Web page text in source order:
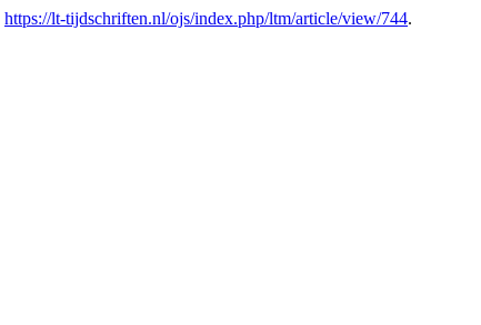
https://lt-tijdschriften.nl/ojs/index.php/ltm/article/view/744.